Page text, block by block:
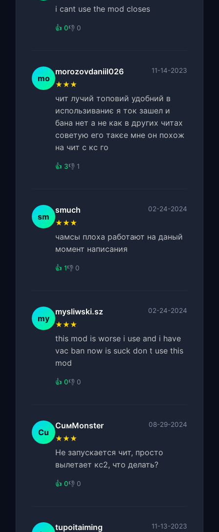
i cant use the mod closes
👍 0👎 0
mo
morozovdaniil026 11-14-2023
★★★
чит лучий топовий удобний в
использиваниє я ток зашел и
бана нет а не как в других читах
советую его такєе мне он похож
на чит с кс го
👍 3👎 1
sm
smuch 02-24-2024
★★★
чамсы плоха работают на даный
момент написания
👍 1👎 0
my
mysliwski.sz 02-24-2024
★★★
this mod is worse i use and i have
vac ban now is suck don t use this
mod
👍 0👎 0
Cu
CuмMonster 08-29-2024
★★★
Не запускается чит, просто
вылетает кс2, что делать?
👍 0👎 0
tupoitaiming 11-13-2023